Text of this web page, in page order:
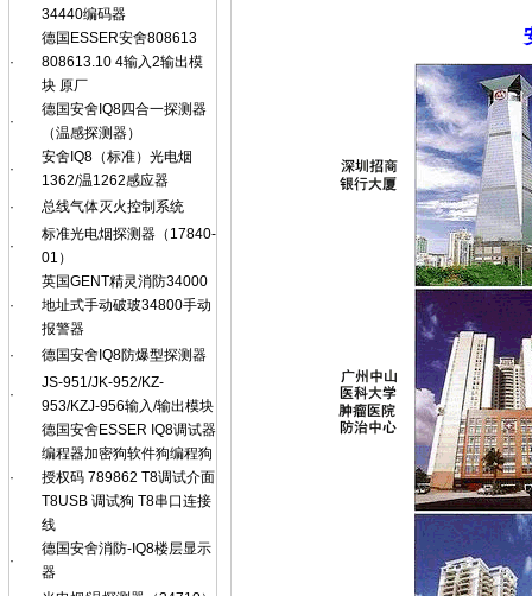
34440编码器
·
德国ESSER安舍808613
808613.10 4输入2输出模
块 原厂
·
德国安舍IQ8四合一探测器
（温感探测器）
·
安舍IQ8（标准）光电烟
1362/温1262感应器
·
总线气体灭火控制系统
·
标准光电烟探测器（17840-
01）
·
英国GENT精灵消防34000
地址式手动破玻34800手动
报警器
·
德国安舍IQ8防爆型探测器
·
JS-951/JK-952/KZ-
953/KZJ-956输入/输出模块
·
德国安舍ESSER IQ8调试器
编程器加密狗软件狗编程狗
授权码 789862 T8调试介面
T8USB 调试狗 T8串口连接
线
·
德国安舍消防-IQ8楼层显示
器